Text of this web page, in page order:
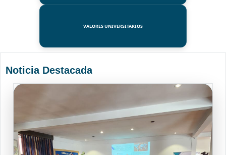
VALORES UNIVERSITARIOS
Noticia Destacada